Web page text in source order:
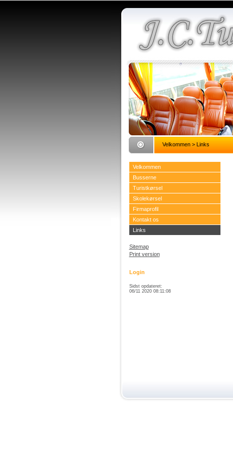
Velkommen> Links
Velkommen
Busserne
Turistkørsel
Skolekørsel
Firmaprofil
Kontakt os
Links
Sitemap
Print version
Login
Sidst opdateret:
06/11 2020 08:11:08